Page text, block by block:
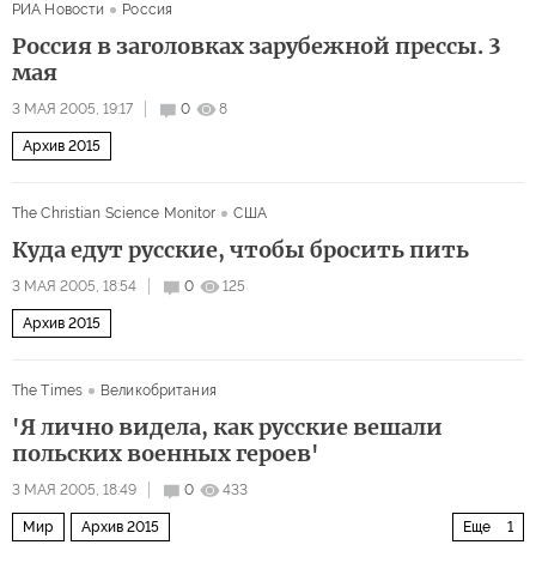
РИА Новости
Россия
Россия в заголовках зарубежной прессы. 3
мая
3 МАЯ 2005, 19:17 0 8
Архив 2015
The Christian Science Monitor США
Куда едут русские, чтобы бросить пить
3 МАЯ 2005, 18:54 0 125
Архив 2015
The Times Великобритания
'Я лично видела, как русские вешали
польских военных героев'
3 МАЯ 2005, 18:49 0 433
Еще 1
Мир Архив 2015